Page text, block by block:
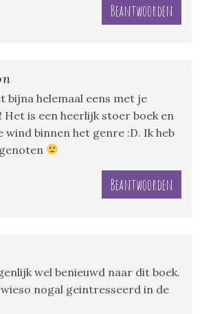
Beantwoorden
bijna helemaal eens met je
Het is een heerlijk stoer boek en
wind binnen het genre :D. Ik heb
Beantwoorden
wel benieuwd naar dit boek.
nogal geintresseerd in de